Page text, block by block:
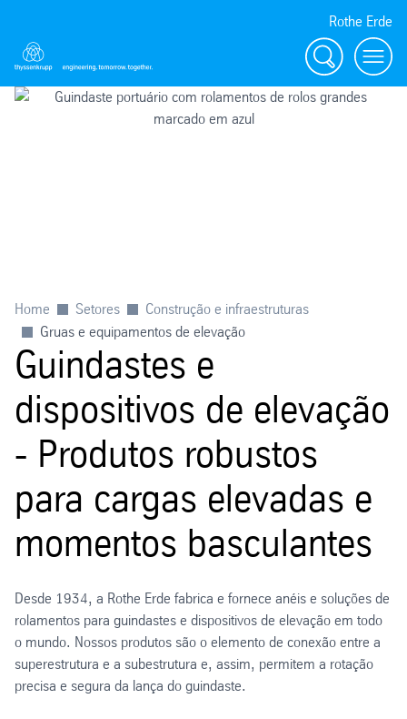
Rothe Erde
Procurar
Home Setores
Construção e infraestruturas
Gruas e equipamentos de elevação
Guindastes e
dispositivos de elevação
- Produtos robustos
para cargas elevadas e
momentos basculantes
Desde 1934, a Rothe Erde fabrica e fornece anéis e soluções de
rolamentos para guindastes e dispositivos de elevação em todo
o mundo. Nossos produtos são o elemento de conexão entre a
superestrutura e a subestrutura e, assim, permitem a rotação
precisa e segura da lança do guindaste.